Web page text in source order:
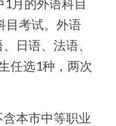
月的外语科目
目考试。外语
日语、法语、
任选1种，两次
含本市中等职业